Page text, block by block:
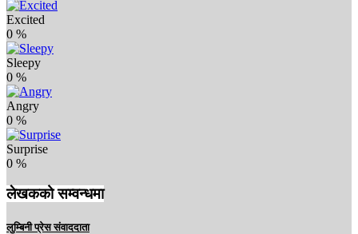
Excited
0 %
Sleepy
0 %
Angry
0 %
Surprise
0 %
लेखकको सम्वन्धमा
लुम्बिनी प्रेस संवाददाता